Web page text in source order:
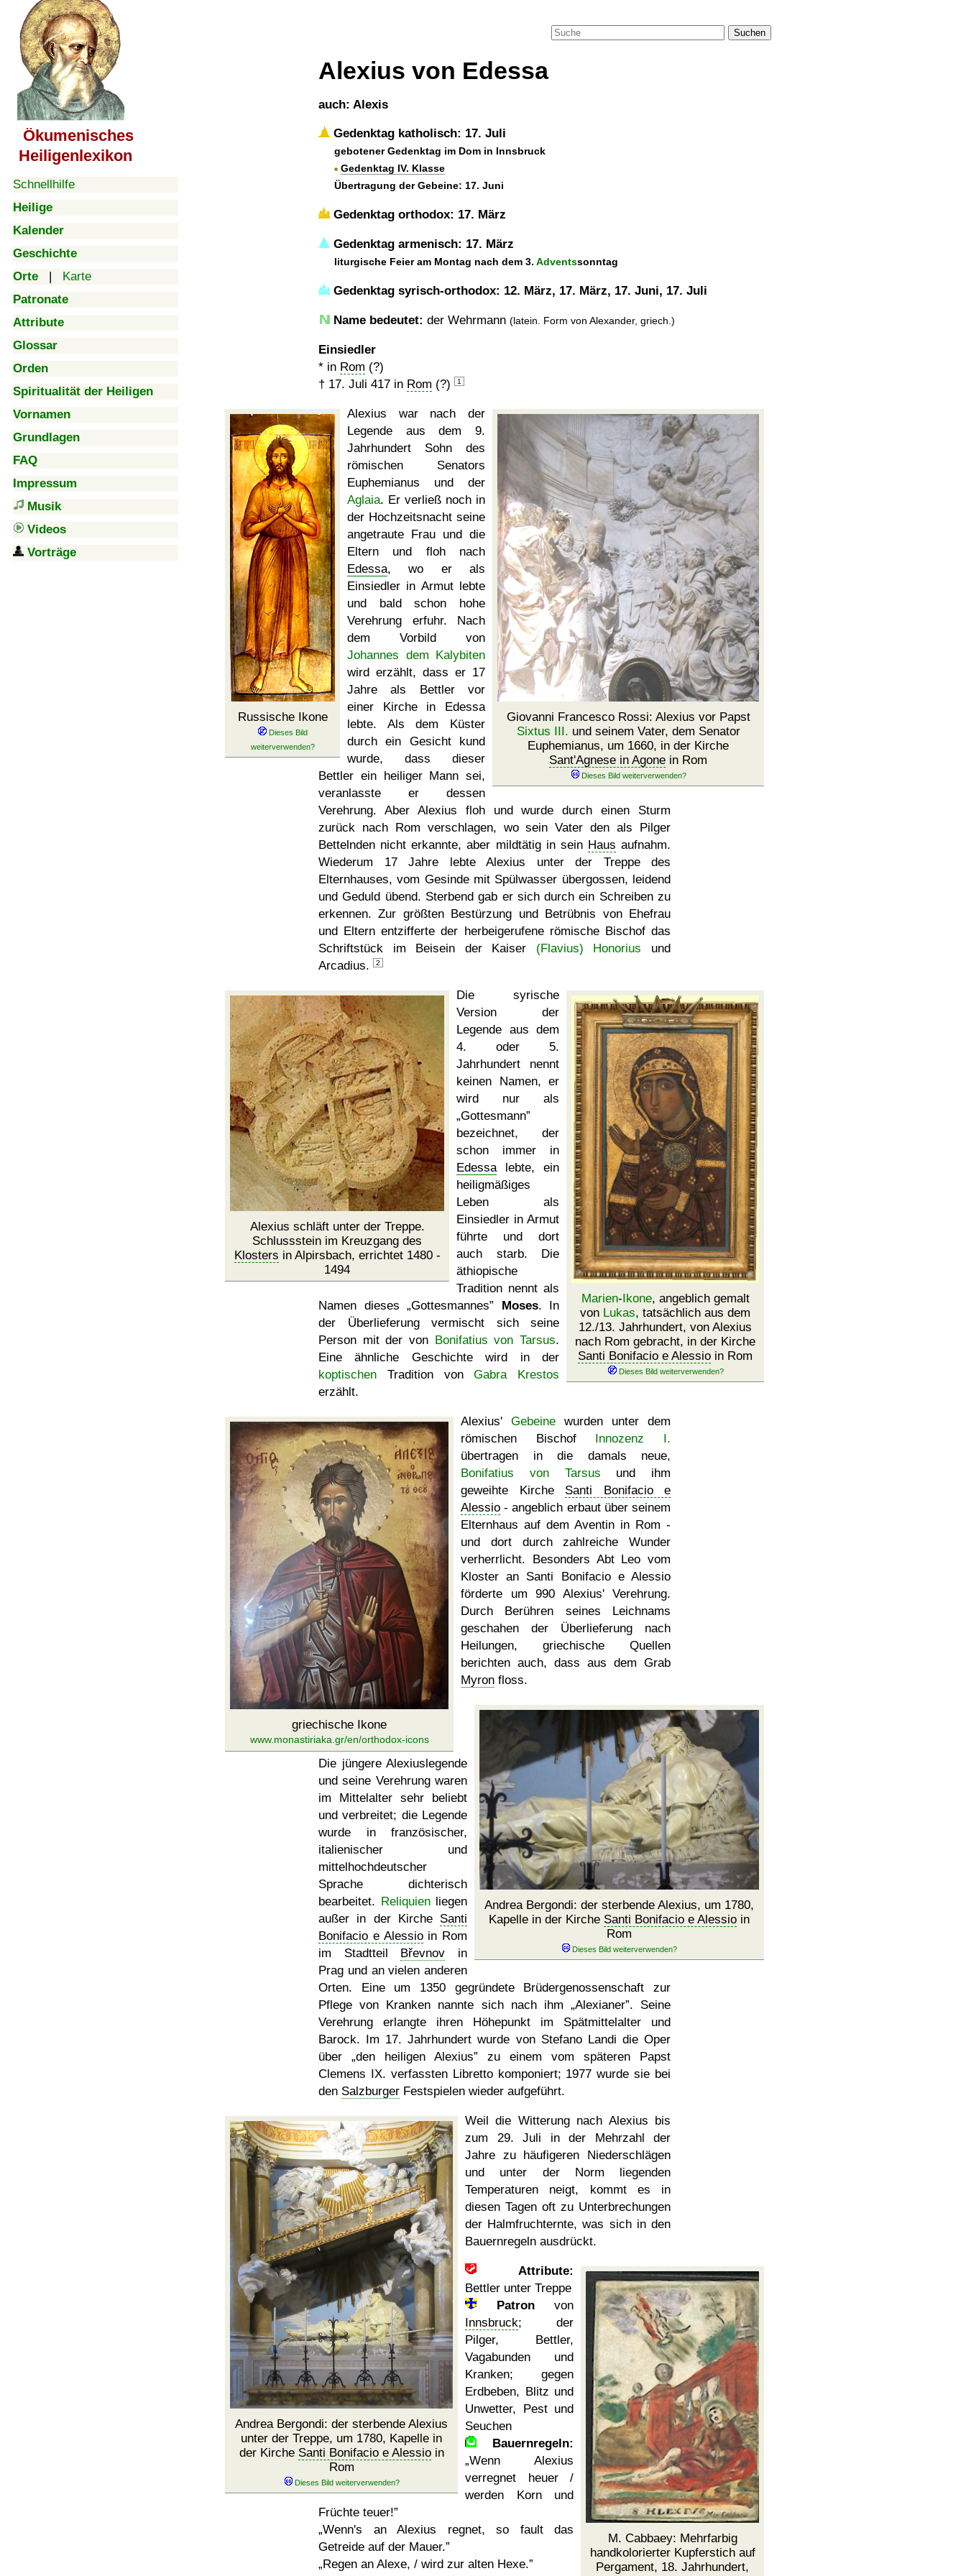
Ökumenisches
Heiligenlexikon
Schnellhilfe
Heilige
Kalender
Geschichte
Orte | Karte
Patronate
Attribute
Glossar
Orden
Spiritualität der Heiligen
Vornamen
Grundlagen
FAQ
Impressum
Musik
Videos
Vorträge
Suchen
Alexius von Edessa
auch: Alexis
Gedenktag katholisch: 17. Juli
gebotener Gedenktag im Dom in Innsbruck
Gedenktag IV. Klasse
Übertragung der Gebeine: 17. Juni
Gedenktag orthodox: 17. März
Gedenktag armenisch: 17. März
liturgische Feier am Montag nach dem 3. Adventssonntag
Gedenktag syrisch-orthodox: 12. März, 17. März, 17. Juni, 17. Juli
Name bedeutet: der Wehrmann (latein. Form von Alexander, griech.)
Einsiedler
* in Rom (?)
† 17. Juli 417 in Rom (?) 1
Russische Ikone
Giovanni Francesco Rossi: Alexius vor Papst
Sixtus III. und seinem Vater, dem Senator
Euphemianus, um 1660, in der Kirche
Sant'Agnese in Agone in Rom
Alexius war nach der
Legende aus dem 9.
Jahrhundert Sohn des
römischen Senators
Euphemianus und der
Aglaia. Er verließ noch in
der Hochzeitsnacht seine
angetraute Frau und die
Eltern und floh nach
Edessa, wo er als
Einsiedler in Armut lebte
und bald schon hohe
Verehrung erfuhr. Nach
dem Vorbild von
Johannes dem Kalybiten
wird erzählt, dass er 17
Jahre als Bettler vor
einer Kirche in Edessa
lebte. Als dem Küster
durch ein Gesicht kund
wurde, dass dieser
Bettler ein heiliger Mann sei,
veranlasste er dessen
Verehrung. Aber Alexius floh und wurde durch einen Sturm
zurück nach Rom verschlagen, wo sein Vater den als Pilger
Bettelnden nicht erkannte, aber mildtätig in sein Haus aufnahm.
Wiederum 17 Jahre lebte Alexius unter der Treppe des
Elternhauses, vom Gesinde mit Spülwasser übergossen, leidend
und Geduld übend. Sterbend gab er sich durch ein Schreiben zu
erkennen. Zur größten Bestürzung und Betrübnis von Ehefrau
und Eltern entzifferte der herbeigerufene römische Bischof das
Schriftstück im Beisein der Kaiser (Flavius) Honorius und
Arcadius.
2
Alexius schläft unter der Treppe.
Schlussstein im Kreuzgang des
Klosters in Alpirsbach, errichtet 1480 -
1494
Marien-Ikone, angeblich gemalt
von Lukas, tatsächlich aus dem
12./13. Jahrhundert, von Alexius
nach Rom gebracht, in der Kirche
Santi Bonifacio e Alessio in Rom
Die syrische
Version der
Legende aus dem
4. oder 5.
Jahrhundert nennt
keinen Namen, er
wird nur als
Gottesmann
bezeichnet, der
schon immer in
Edessalebte, ein
heiligmäßiges
Leben als
Einsiedler in Armut
führte und dort
auch starb. Die
äthiopische
Tradition nennt als
Namen dieses
Gottesmannes Moses. In
der Überlieferung vermischt sich seine
Person mit der von Bonifatius von Tarsus.
Eine ähnliche Geschichte wird in der
koptischen Tradition vonGabra Krestos
erzählt.
griechische Ikone
www.monastiriaka.gr/en/orthodox-icons
Alexius' Gebeine wurden unter dem
römischen Bischof Innozenz I.
übertragen in die damals neue,
Bonifatius von Tarsus und ihm
geweihte Kirche Santi Bonifacio e
Alessio - angeblich erbaut über seinem
Elternhaus auf dem Aventin in Rom -
und dort durch zahlreiche Wunder
verherrlicht. Besonders Abt Leo vom
Kloster an Santi Bonifacio e Alessio
förderte um 990 Alexius' Verehrung.
Durch Berühren seines Leichnams
geschahen der Überlieferung nach
Heilungen, griechische Quellen
berichten auch, dass aus dem Grab
Myron floss.
Andrea Bergondi: der sterbende Alexius, um 1780,
Kapelle in der Kirche Santi Bonifacio e Alessio in
Rom
Die jüngere Alexiuslegende
und seine Verehrung waren
im Mittelalter sehr beliebt
und verbreitet; die Legende
wurde in französischer,
italienischer und
mittelhochdeutscher
Sprache dichterisch
bearbeitet. Reliquienliegen
außer in der Kirche Santi
Bonifacio e Alessioin Rom
im Stadtteil Břevnov in
Prag und an vielen anderen
Orten. Eine um 1350 gegründete Brüdergenossenschaft zur
Pflege von Kranken nannte sich nach ihm
Alexianer . Seine
Verehrung erlangte ihren Höhepunkt im Spätmittelalter und
Barock. Im 17. Jahrhundert wurde von Stefano Landi die Oper
über
den heiligen Alexius
zu einem vom späteren Papst
Clemens IX. verfassten Libretto komponiert; 1977 wurde sie bei
den Salzburger Festspielen wieder aufgeführt.
Andrea Bergondi: der sterbende Alexius
unter der Treppe, um 1780, Kapelle in
der Kirche Santi Bonifacio e Alessioin
Rom
Weil die Witterung nach Alexius bis
zum 29. Juli in der Mehrzahl der
Jahre zu häufigeren Niederschlägen
und unter der Norm liegenden
Temperaturen neigt, kommt es in
diesen Tagen oft zu Unterbrechungen
der Halmfruchternte, was sich in den
Bauernregeln ausdrückt.
M. Cabbaey: Mehrfarbig
handkolorierter Kupferstich auf
Pergament, 18. Jahrhundert,
Attribute:
Bettler unter Treppe
Patronvon
Innsbruck; der
Pilger, Bettler,
Vagabunden und
Kranken; gegen
Erdbeben, Blitz und
Unwetter, Pest und
Seuchen
Bauernregeln:
Wenn Alexius
verregnet heuer /
werden Korn und
Früchte teuer!
Wenn's an Alexius regnet, so fault das
Getreide auf der Mauer.
Regen an Alexe, / wird zur alten Hexe.